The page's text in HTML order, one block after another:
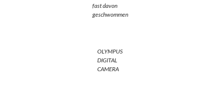
fast davon
geschwommen
OLYMPUS
DIGITAL
CAMERA